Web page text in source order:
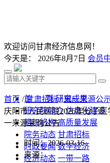
欢迎访问甘肃经济信息网！
今天是： 2026年8月7日 会员
首 页 研究成果
研究院简介 信息化建设
组织机构 高质量发展
院务动态 甘肃招标
时政要闻 数字经济
经济动态 一带一路
首页 /甘肃招标/单一来源公
庆阳市人民医院2026年分子
一来源采购公告
时间：2026-03-16
来源：